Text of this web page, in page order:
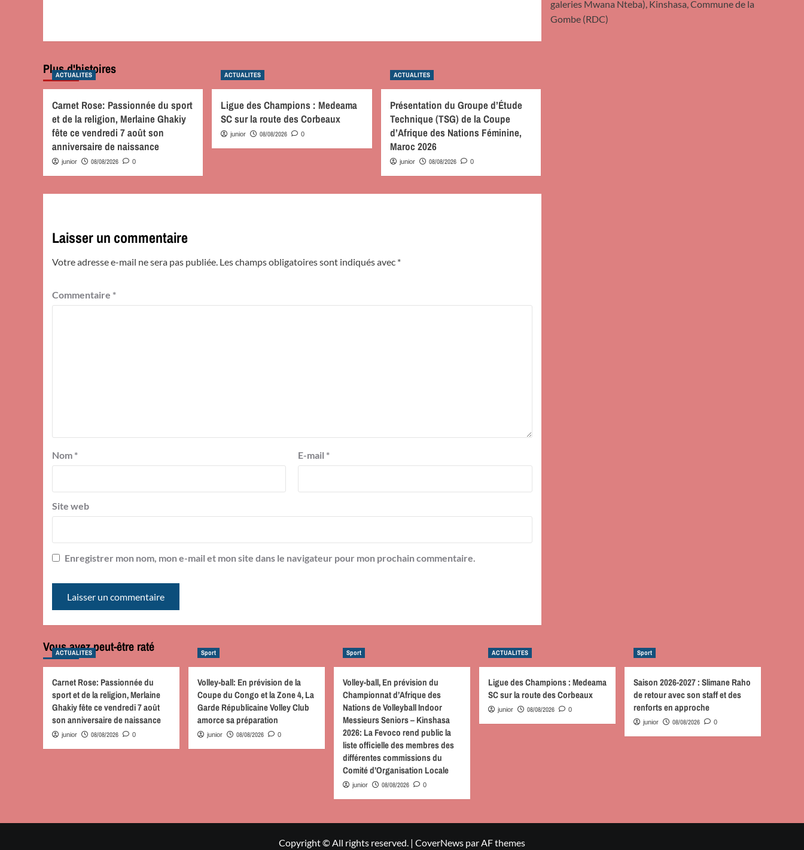
Plus d'histoires
ACTUALITES
Carnet Rose: Passionnée du sport
et de la religion, Merlaine Ghakiy
fête ce vendredi 7 août son
anniversaire de naissance
junior 08/08/2026 0
ACTUALITES
Ligue des Champions : Medeama
SC sur la route des Corbeaux
junior 08/08/2026 0
ACTUALITES
Présentation du Groupe d’Étude
Technique (TSG) de la Coupe
d’Afrique des Nations Féminine,
Maroc 2026
junior 08/08/2026 0
Laisser un commentaire
Votre adresse e-mail ne sera pas publiée. Les champs obligatoires sont indiqués avec *
Commentaire *
Nom * E-mail *
Site web
Enregistrer mon nom, mon e-mail et mon site dans le navigateur pour mon prochain commentaire.
galeries Mwana Nteba), Kinshasa, Commune de la
Gombe (RDC)
Vous avez peut-être raté
ACTUALITES
Carnet Rose: Passionnée du
sport et de la religion, Merlaine
Ghakiy fête ce vendredi 7 août
son anniversaire de naissance
junior 08/08/2026 0
Sport
Volley-ball: En prévision de la
Coupe du Congo et la Zone 4, La
Garde Républicaine Volley Club
amorce sa préparation
junior 08/08/2026 0
Sport
Volley-ball, En prévision du
Championnat d’Afrique des
Nations de Volleyball Indoor
Messieurs Seniors – Kinshasa
2026: La Fevoco rend public la
liste officielle des membres des
différentes commissions du
Comité d’Organisation Locale
junior 08/08/2026 0
ACTUALITES
Ligue des Champions : Medeama
SC sur la route des Corbeaux
junior 08/08/2026 0
Sport
Saison 2026-2027 : Slimane Raho
de retour avec son staff et des
renforts en approche
junior 08/08/2026 0
Copyright © All rights reserved. | CoverNews par AF themes